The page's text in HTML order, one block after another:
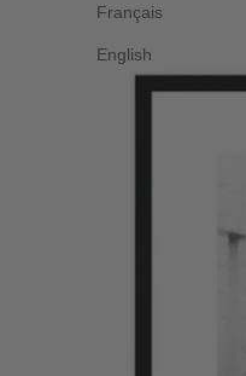
Français
English